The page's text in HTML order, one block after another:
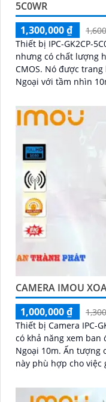
5C0WR
1,300,000 ₫
Thiết bị IPC-GK2CP-
nhưng có chất lượng
CMOS. Nó được trang bị công nghệ thiếu sáng Hồng
Ngoại với tầm nhìn
CAMERA IMOU
1,000,000 ₫
Thiết bị Camera IPC-
có khả năng xem ban
Ngoại 10m. Ấn tượng ơn với những thông số là camera
này phù hợp cho việc